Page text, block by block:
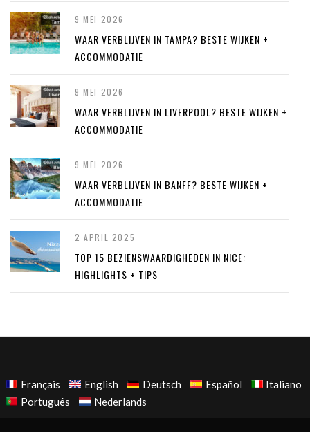
9 MEI 2026
WAAR VERBLIJVEN IN TAMPA? BESTE WIJKEN +
ACCOMMODATIE
9 MEI 2026
WAAR VERBLIJVEN IN LIVERPOOL? BESTE WIJKEN +
ACCOMMODATIE
9 MEI 2026
WAAR VERBLIJVEN IN BANFF? BESTE WIJKEN +
ACCOMMODATIE
2 APRIL 2025
TOP 15 BEZIENSWAARDIGHEDEN IN NICE:
HIGHLIGHTS + TIPS
Français English Deutsch Español
Italiano
Português
Nederlands